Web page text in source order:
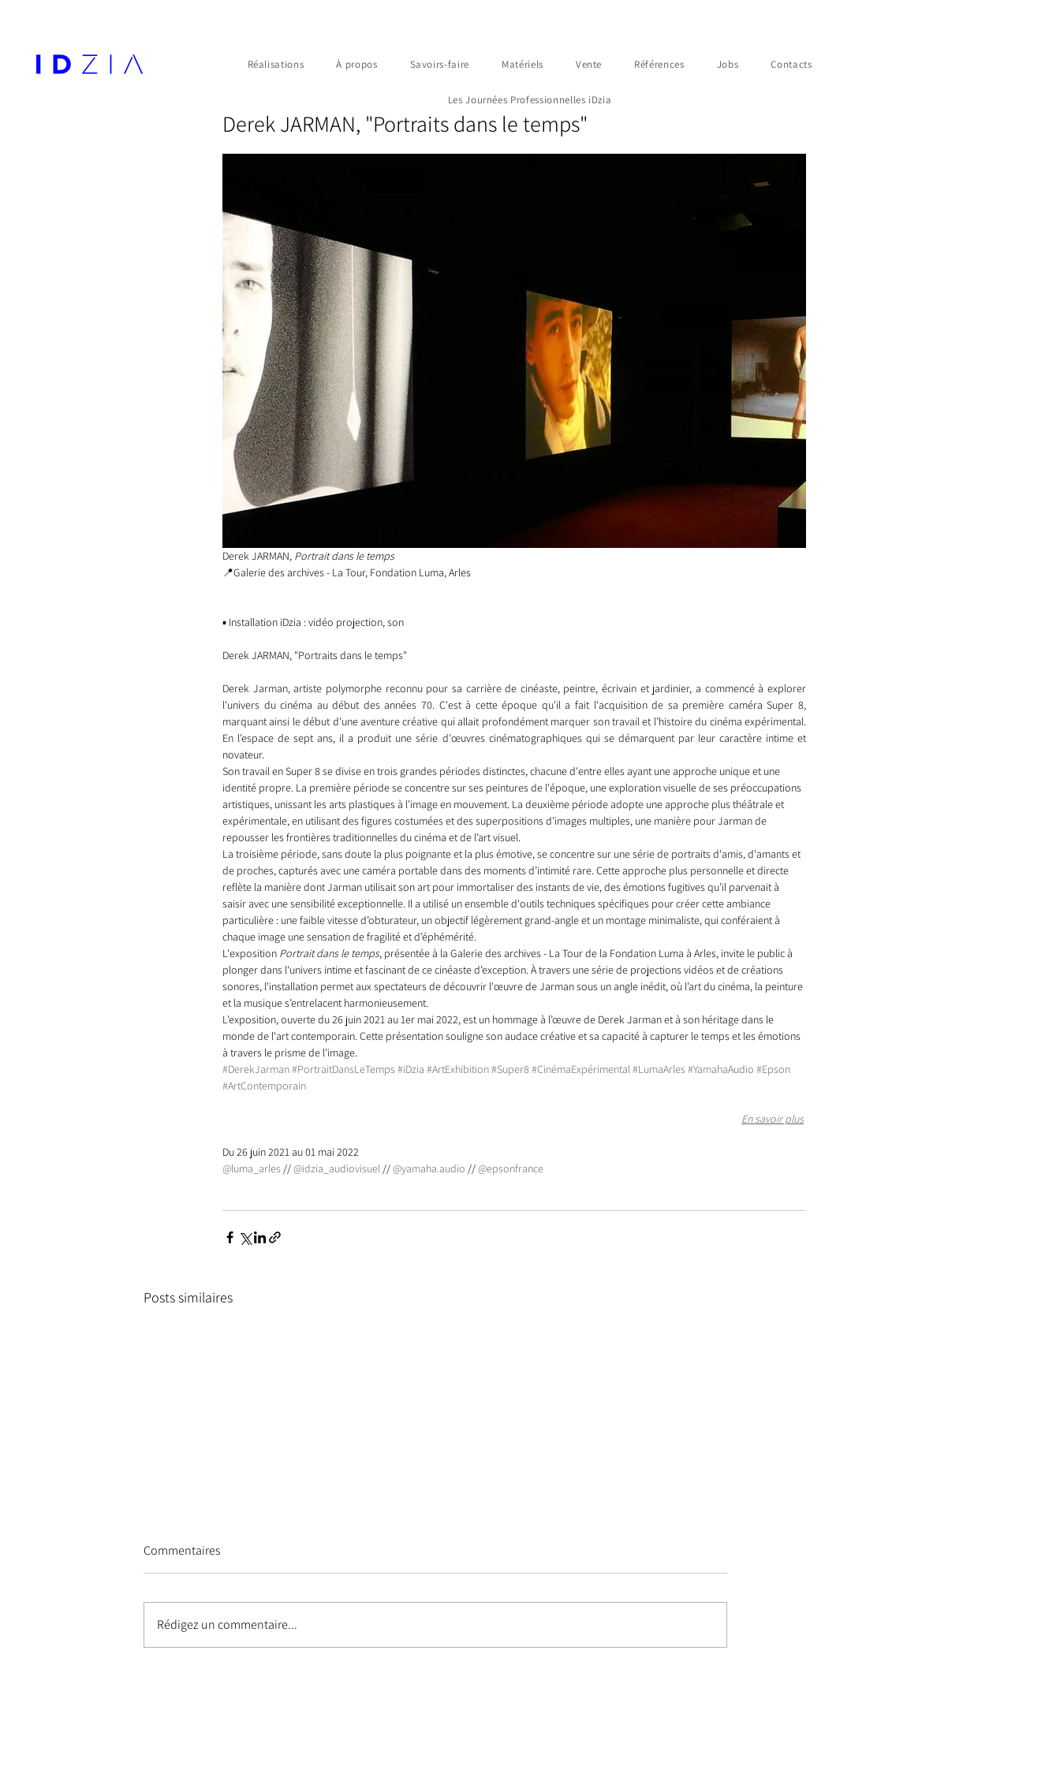
Réalisations À propos Savoirs-faire Matériels Vente Références Jobs Contacts
Les Journées Professionnelles iDzia
Derek JARMAN, "Portraits dans le temps"
Derek JARMAN, Portrait dans le temps
📍Galerie des archives - La Tour, Fondation Luma, Arles
▪️ Installation iDzia : vidéo projection, son
Derek JARMAN, "Portraits dans le temps"
Derek Jarman, artiste polymorphe reconnu pour sa carrière de cinéaste, peintre, écrivain et jardinier, a commencé à explorer
l'univers du cinéma au début des années 70. C'est à cette époque qu'il a fait l'acquisition de sa première caméra Super 8,
marquant ainsi le début d'une aventure créative qui allait profondément marquer son travail et l’histoire du cinéma expérimental.
En l’espace de sept ans, il a produit une série d'œuvres cinématographiques qui se démarquent par leur caractère intime et
novateur.
Son travail en Super 8 se divise en trois grandes périodes distinctes, chacune d'entre elles ayant une approche unique et une
identité propre. La première période se concentre sur ses peintures de l'époque, une exploration visuelle de ses préoccupations
artistiques, unissant les arts plastiques à l’image en mouvement. La deuxième période adopte une approche plus théâtrale et
expérimentale, en utilisant des figures costumées et des superpositions d'images multiples, une manière pour Jarman de
repousser les frontières traditionnelles du cinéma et de l’art visuel.
La troisième période, sans doute la plus poignante et la plus émotive, se concentre sur une série de portraits d'amis, d'amants et
de proches, capturés avec une caméra portable dans des moments d’intimité rare. Cette approche plus personnelle et directe
reflète la manière dont Jarman utilisait son art pour immortaliser des instants de vie, des émotions fugitives qu’il parvenait à
saisir avec une sensibilité exceptionnelle. Il a utilisé un ensemble d'outils techniques spécifiques pour créer cette ambiance
particulière : une faible vitesse d’obturateur, un objectif légèrement grand-angle et un montage minimaliste, qui conféraient à
chaque image une sensation de fragilité et d’éphémérité.
L'exposition Portrait dans le temps, présentée à la Galerie des archives - La Tour de la Fondation Luma à Arles, invite le public à
plonger dans l'univers intime et fascinant de ce cinéaste d’exception. À travers une série de projections vidéos et de créations
sonores, l'installation permet aux spectateurs de découvrir l'œuvre de Jarman sous un angle inédit, où l’art du cinéma, la peinture
et la musique s’entrelacent harmonieusement.
L’exposition, ouverte du 26 juin 2021 au 1er mai 2022, est un hommage à l’œuvre de Derek Jarman et à son héritage dans le
monde de l'art contemporain. Cette présentation souligne son audace créative et sa capacité à capturer le temps et les émotions
à travers le prisme de l’image.
#DerekJarman#PortraitDansLeTemps#iDzia #ArtExhibition#Super8 #CinémaExpérimental#LumaArles#YamahaAudio #Epson
#ArtContemporain
En savoir plus
Du 26 juin 2021 au 01 mai 2022
@luma_arles // @idzia_audiovisuel // @yamaha.audio // @epsonfrance
Posts similaires
Commentaires
Rédigez un commentaire...